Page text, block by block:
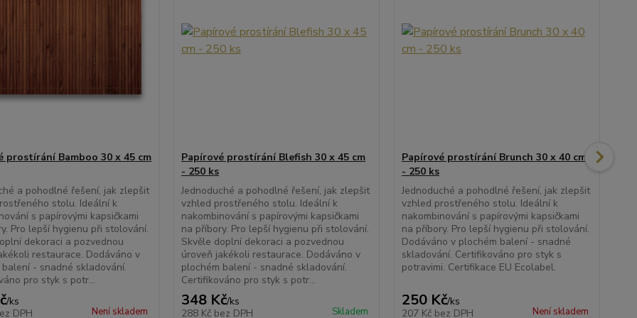
prostírání Bamboo 30 x 45 cm
a pohodlné řešení, jak zlepšit
stolu. Ideální k
s papírovými kapsičkami
Pro lepší hygienu při stolování.
dekoraci a pozvednou
restaurace. Dodáváno v
- snadné skladování.
pro styk s potr...
/ks
DPH
Není skladem
Papírové prostírání Blefish 30 x 45 cm
- 250 ks
Jednoduché a pohodlné řešení, jak zlepšit
vzhled prostřeného stolu. Ideální k
nakombinování s papírovými kapsičkami
na příbory. Pro lepší hygienu při stolování.
Skvěle doplní dekoraci a pozvednou
úroveň jakékoli restaurace. Dodáváno v
plochém balení - snadné skladování.
Certifikováno pro styk s potr...
348 Kč/ks
288 Kč bez DPH Skladem
Papírové prostírání Brunch 30 x 40 cm
- 250 ks
Jednoduché a pohodlné řešení, jak zlepšit
vzhled prostřeného stolu. Ideální k
nakombinování s papírovými kapsičkami
na příbory. Pro lepší hygienu při stolování.
Dodáváno v plochém balení - snadné
skladování. Certifikováno pro styk s
potravimi. Certifikace EU Ecolabel.
250 Kč/ks
207 Kč bez DPH Není skladem